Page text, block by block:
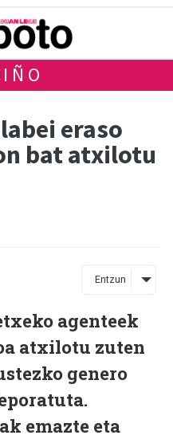
eraso
bat atxilotu
Entzun
agenteek
atxilotu zuten
genero
emazte eta